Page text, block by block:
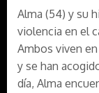
Alma (54) y su
violencia en el
Ambos viven
y se han
día, Alma